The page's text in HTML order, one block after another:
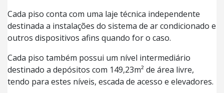
Cada piso conta com uma laje técnica independente
destinada a instalações do sistema de ar condicionado e
outros dispositivos afins quando for o caso.
Cada piso também possui um nível intermediário
destinado a depósitos com 149,23m² de área livre,
tendo para estes níveis, escada de acesso e elevadores.